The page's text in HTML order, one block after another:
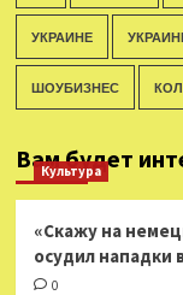
УКРАИНЕ
ШОУБИЗНЕС
Вам будет
Культура
«Скажу на
осудил нападки
0